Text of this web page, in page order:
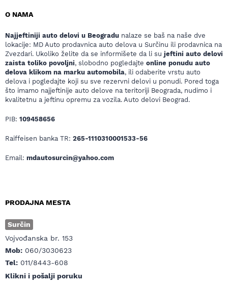
O NAMA
Najjeftiniji auto delovi u Beogradu nalaze se baš na naše dve
lokacije: MD Auto prodavnica auto delova u Surčinu ili prodavnica na
Zvezdari. Ukoliko želite da se informišete da li su jeftini auto delovi
zaista toliko povoljni, slobodno pogledajte online ponudu auto
delova klikom na marku automobila, ili odaberite vrstu auto
delova i pogledajte koji su sve rezervni delovi u ponudi. Pored toga
što imamo najjeftinije auto delove na teritoriji Beograda, nudimo i
kvalitetnu a jeftinu opremu za vozila. Auto delovi Beograd.
PIB: 109458656
Raiffeisen banka TR: 265-1110310001533-56
Email: mdautosurcin@yahoo.com
PRODAJNA MESTA
Surčin
Vojvođanska br. 153
Mob: 060/3030623
Tel: 011/8443-608
Klikni i pošalji poruku